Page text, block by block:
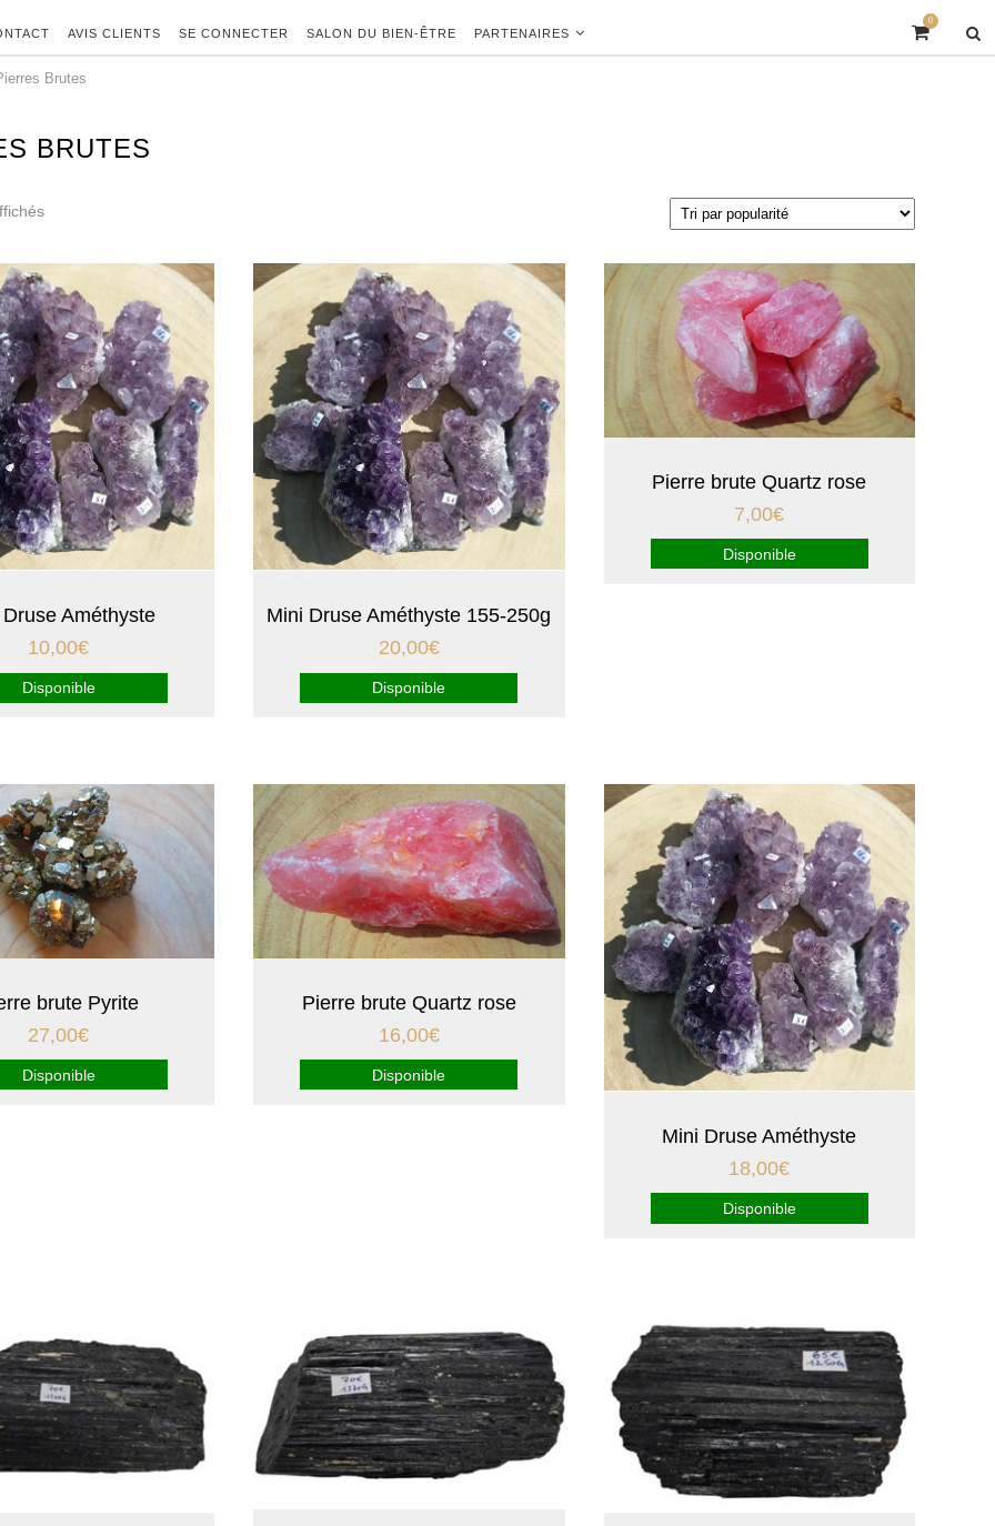
AVIS CLIENTS SE CONNECTER SALON DU BIEN-ÊTRE PARTENAIRES
0
Brutes
BRUTES
Améthyste
10,00€
Disponible
Mini Druse Améthyste 155-250g
20,00€
Disponible
Pierre brute Quartz rose
7,00€
Disponible
brute Pyrite
27,00€
Disponible
Pierre brute Quartz rose
16,00€
Disponible
Mini Druse Améthyste
18,00€
Disponible